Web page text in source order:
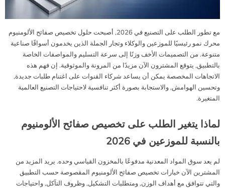
مع تطور الطلب على التصنيع في 2026, أصبحت حلول تخصيص صفائح الألومنيوم
محرك نمو رئيسيًا للموزعين والوكلاء وتجار الجملة الذين يخدمون أسواقًا صناعية
متنوعة. من التصميمات الأخف وزنًا إلى سرعة التسليم والمواصفات الخاصة
بالتطبيق, يتوقع المشترون الآن مزيدًا من المرونة والموثوقية. إن فهم هذه
الاتجاهات المخصصة يمكن أن يساعد شركاء القنوات على اغتنام طلبات جديدة,
وتحسين الهوامش, والاستجابة بصورة أكثر تنافسية لاحتياجات التصنيع العالمية
المتغيرة.
لماذا يتغير الطلب على تخصيص صفائح الألومنيوم
بالنسبة للموزعين في 2026
لم يعد سوق المواد المعدنية مدفوعًا بالمخزون القياسي وحده. يريد المزيد من
المشترين الآن خيارات تخصيص صفائح الألومنيوم المقصوصة حسب التطبيق
والتي تتوافق مع أهداف الوزن, ومتطلبات التشكيل, وظروف التآكل, واحتياجات